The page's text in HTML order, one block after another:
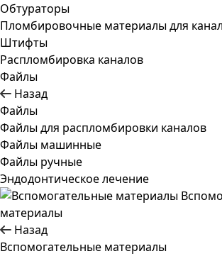
Обтураторы
Пломбировочные материалы для
Штифты
Распломбировка каналов
Файлы
Назад
Файлы
Файлы для распломбировки каналов
Файлы машинные
Файлы ручные
Эндодонтическое лечение
материалы
Назад
Вспомогательные материалы